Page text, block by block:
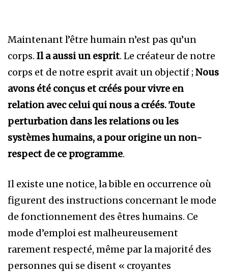
Maintenant l’être humain n’est pas qu’un
corps. Il a aussi un esprit. Le créateur de notre
corps et de notre esprit avait un objectif ; Nous
avons été conçus et créés pour vivre en
relation avec celui qui nous a créés. Toute
perturbation dans les relations ou les
systèmes humains, a pour origine un non-
respect de ce programme.
Il existe une notice, la bible en occurrence où
figurent des instructions concernant le mode
de fonctionnement des êtres humains. Ce
mode d’emploi est malheureusement
rarement respecté, même par la majorité des
personnes qui se disent « croyantes